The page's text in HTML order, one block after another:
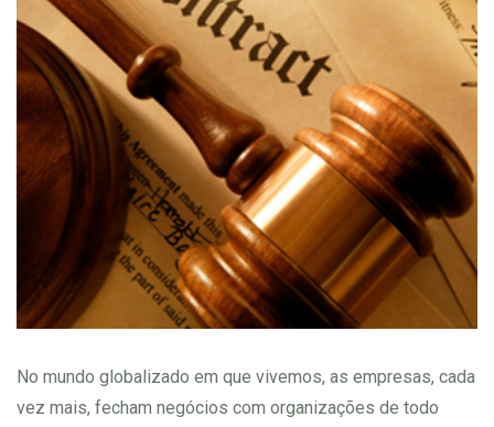
No mundo globalizado em que vivemos, as empresas, cada
vez mais, fecham negócios com organizações de todo